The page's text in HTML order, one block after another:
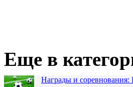
Еще в
Награды и соревнования: